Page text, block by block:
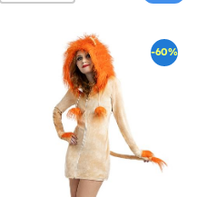
-60%